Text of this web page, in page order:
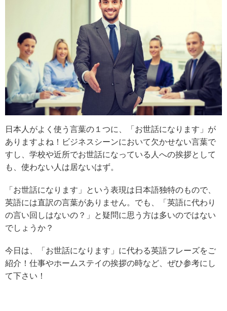
日本人がよく使う言葉の１つに、「お世話になります」が
ありますよね！ビジネスシーンにおいて欠かせない言葉で
すし、学校や近所でお世話になっている人への挨拶として
も、使わない人は居ないはず。
「お世話になります」という表現は日本語独特のもので、
英語には直訳の言葉がありません。でも、「英語に代わり
の言い回しはないの？」と疑問に思う方は多いのではない
でしょうか？
今日は、「お世話になります」に代わる英語フレーズをご
紹介！仕事やホームステイの挨拶の時など、ぜひ参考にし
て下さい！